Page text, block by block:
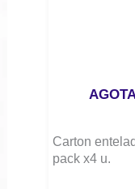
Carton
pack x4 u.